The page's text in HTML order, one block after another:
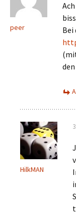
peer
Bei
den
HilkMAN